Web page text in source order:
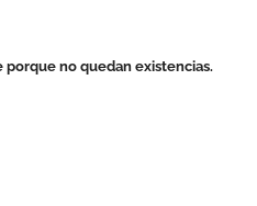
no quedan existencias.